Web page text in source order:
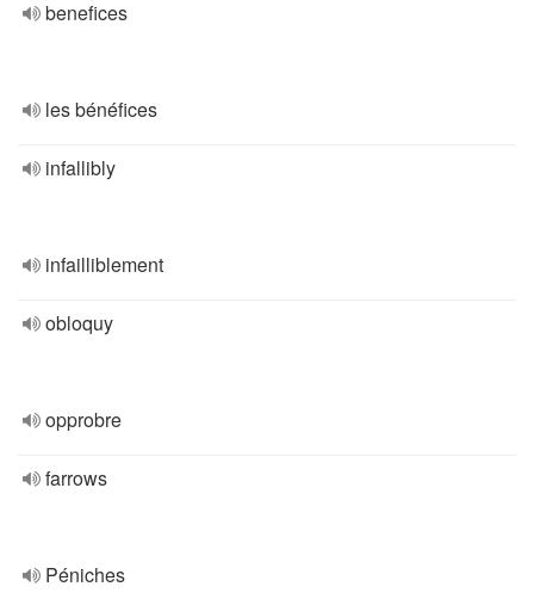
benefices
les bénéfices
infallibly
infailliblement
obloquy
opprobre
farrows
Péniches